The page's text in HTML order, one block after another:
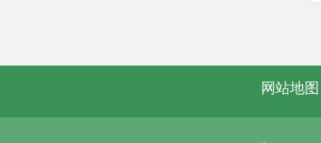
网站地图